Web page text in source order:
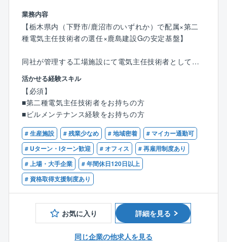
業務内容
【栃木県内（下野市/鹿沼市のいずれか）で配属×第二
種電気主任技術者の選任×鹿島建設Gの安定基盤】
同社が管理する工場施設にて電気主任技術者として、
電気設備の管理/監督をお任せします。
同社は、鹿島建設が手掛けた誰もが知るような建物を
中心に全国で約2770棟を管理しています
（オフィスビル、大規模複合施設、博物館、データセ
ンター、病院、ホテル、学校、研究施設など）。
【具体的な職務内容】
〇保安規定に基づいた年次点検の指揮及び管理、監督
〇電気設備故障対応時において、関係者（客先、協力
〇電気工作物の工事、維持及び運用に関する修繕及び
設備保守の中長期計画の作成
〇管理計画及び予算作成、損益管理
〇施工現場での電気設備の監督及び品質管理
活かせる経験スキル
【必須】
■第二種電気主任技術者をお持ちの方
■ビルメンテナンス経験をお持ちの方
# 生産施設 # 残業少なめ # 地域密着
# マイカー通勤可
# Uターン・Iターン歓迎
# オフィス
# 再雇用制度あり
# 上場・大手企業
# 年間休日120日以上
# 資格取得支援制度あり
お気に入り 詳細を見る
同じ企業の他求人を見る